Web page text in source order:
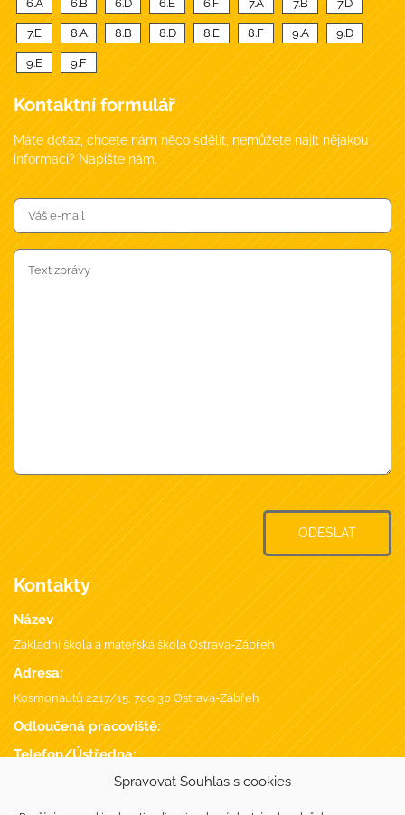
Spravovat Souhlas s cookies
6.A 6.B 6.D 6.E 6.F 7.A 7.B 7.D
7.E 8.A 8.B 8.D 8.E 8.F 9.A 9.D
9.E 9.F
Kontaktní formulář
Máte dotaz, chcete nám něco sdělit, nemůžete najít nějakou
informaci? Napište nám.
ODESLAT
Kontakty
Název
Základní škola a mateřská škola Ostrava-Zábřeh
Adresa:
Kosmonautů 2217/15, 700 30 Ostrava-Zábřeh
Odloučená pracoviště:
Telefon/Ústředna: